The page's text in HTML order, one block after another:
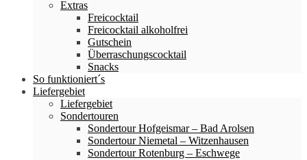
Extras
Freicocktail
Freicocktail alkoholfrei
Gutschein
Überraschungscocktail
Snacks
So funktioniert´s
Liefergebiet
Liefergebiet
Sondertouren
Sondertour Hofgeismar – Bad Arolsen
Sondertour Niemetal – Witzenhausen
Sondertour Rotenburg – Eschwege